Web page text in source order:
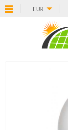
EUR